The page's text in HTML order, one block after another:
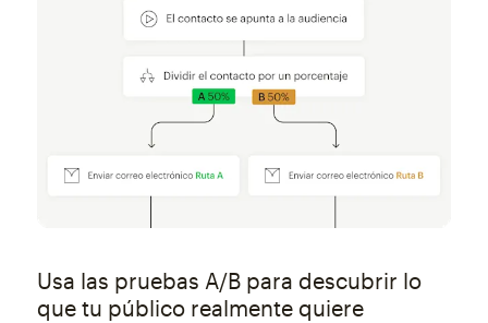
Usa las pruebas A/B para descubrir lo
que tu público realmente quiere